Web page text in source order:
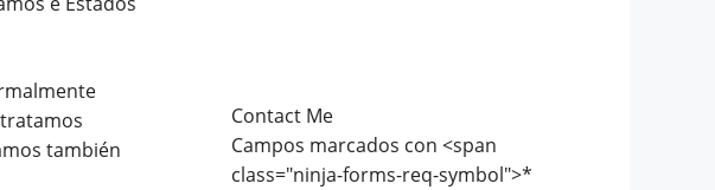
también
Contact Me
Campos marcados con <span
class="ninja-forms-req-symbol">*